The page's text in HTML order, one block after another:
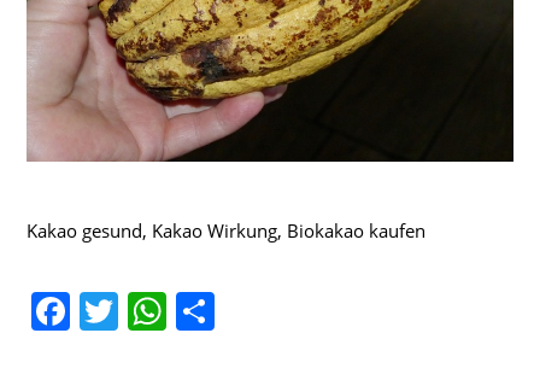
Kakao gesund, Kakao Wirkung, Biokakao kaufen
F
a
T
w
W
h